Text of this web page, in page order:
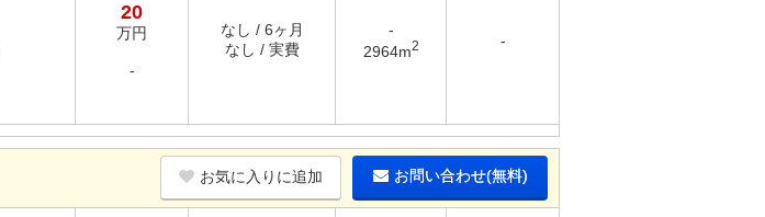
20
万円
-
なし / 6ヶ月
なし / 実費
-
2964m2 -
お気に入りに追加 お問い合わせ(無料)